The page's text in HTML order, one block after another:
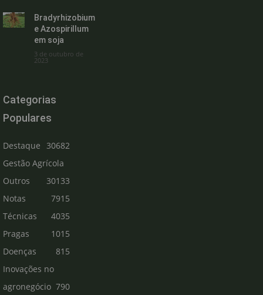
Bradyrhizobium
e Azospirillum
em soja
3 de outubro de
2023
Categorias
Populares
Destaque
30682
Gestão Agrícola
30133
Outros
7915
Notas
Técnicas
4035
Pragas
1015
Doenças
815
Inovações no
agronegócio 790